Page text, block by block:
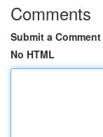
Comments
Submit a Comment
No HTML